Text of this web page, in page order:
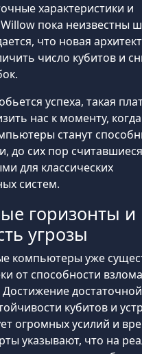
характеристики и
пока неизвестны
что новая
число кубитов и
успеха, такая
нас к моменту, когда
станут
до сих пор считавшиеся
для классических
систем.
горизонты и
угрозы
компьютеры уже
от способности
Достижение достаточной
кубитов и
огромных усилий и
указывают, что на